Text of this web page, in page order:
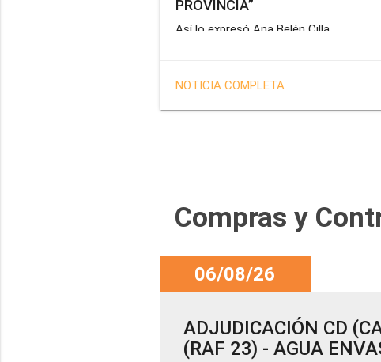
PROVINCIA”
Así lo expresó Ana Belén Cilla,
balance del trabajo del organismo en el
adjudicación de lotes a personal
NOTICIA COMPLETA
Compras y
06/08/26
ADJUDICACIÓN CD
(RAF 23) - AGUA